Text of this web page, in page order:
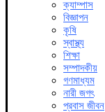
ক্যাম্পাস
বিজ্ঞাপন
কৃষি
স্বাস্থ্য
শিক্ষা
সম্পাদকীয়
গণমাধ্যম
নারী জগৎ
প্রবাস জীবন